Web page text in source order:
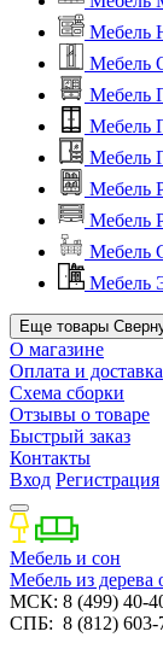
Мебель
Мебель
Мебель
Мебель
Мебель
Мебель
Мебель
Мебель
Мебель
Еще товары
О магазине
Оплата и доставка
Схема сборки
Отзывы о товаре
Быстрый заказ
Контакты
Вход Регистрация
Мебель и сон
Мебель из дерева
МСК: 8 (499) 40-
СПБ: 8 (812) 603-